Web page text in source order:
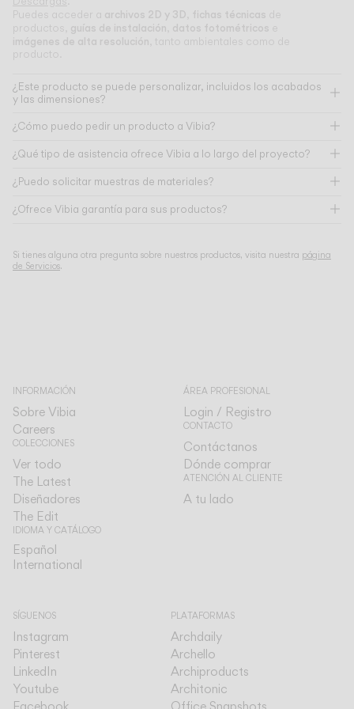
Puedes acceder a archivos 2D y 3D fichas técnicas de
productos, guías de instalación datos fotométricos e
imágenes de alta resolución , tanto ambientales como de
producto.
¿Este producto se puede personalizar, incluidos los acabados
y las dimensiones?
¿Cómo puedo pedir un producto a Vibia?
¿Qué tipo de asistencia ofrece Vibia a lo largo del proyecto?
¿Puedo solicitar muestras de materiales?
¿Ofrece Vibia garantía para sus productos?
Si tienes alguna otra pregunta sobre nuestros productos, visita nuestra página
de Servicios.
INFORMACIÓN
Sobre Vibia
Careers
COLECCIONES
Ver todo
The Latest
Diseñadores
The Edit
IDIOMA Y CATÁLOGO
Español
International
ÁREA PROFESIONAL
Login / Registro
CONTACTO
Contáctanos
Dónde comprar
ATENCIÓN AL CLIENTE
A tu lado
SÍGUENOS
Instagram
Pinterest
LinkedIn
Youtube
Facebook
PLATAFORMAS
Archdaily
Archello
Archiproducts
Architonic
Office Snapshots